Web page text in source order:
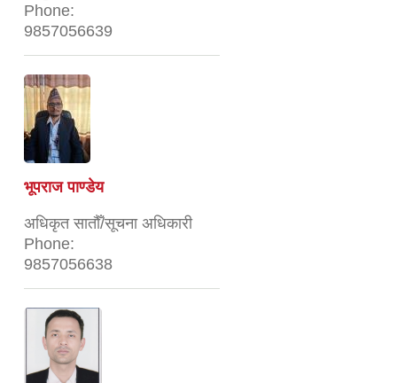
Phone:
9857056639
भूपराज पाण्डेय
अधिकृत सातौँ/सूचना अधिकारी
Phone:
9857056638